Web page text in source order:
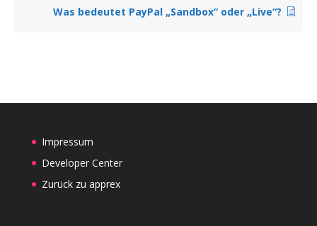
Was bedeutet PayPal „Sandbox“ oder „Live“?
Impressum
Developer Center
Zurück zu apprex